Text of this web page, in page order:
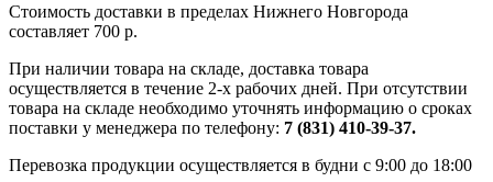
Стоимость доставки в пределах Нижнего Новгорода
составляет 700 р.
При наличии товара на складе, доставка товара
осуществляется в течение 2-х рабочих дней. При отсутствии
товара на складе необходимо уточнять информацию о сроках
поставки у менеджера по телефону: 7 (831) 410-39-37.
Перевозка продукции осуществляется в будни с 9:00 до 18:00